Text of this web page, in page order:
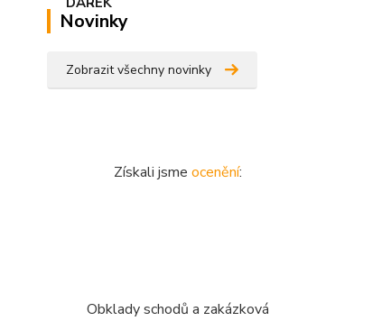
Novinky
Zobrazit všechny novinky
Získali jsme ocenění:
Obklady schodů a zakázková